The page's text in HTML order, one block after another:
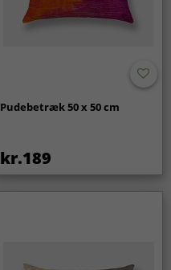
Pudebetræk 50 x 50 cm
kr.189